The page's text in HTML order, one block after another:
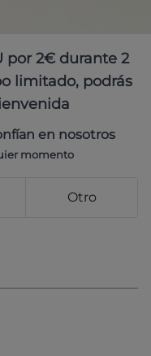
por 2€ durante 2
limitado, podrás
en nosotros
momento
Otro